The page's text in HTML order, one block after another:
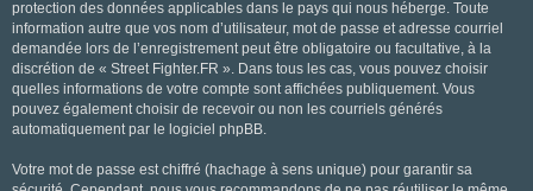
protection des données applicables dans le pays qui nous héberge. Toute
information autre que vos nom d’utilisateur, mot de passe et adresse courriel
demandée lors de l’enregistrement peut être obligatoire ou facultative, à la
discrétion de « Street Fighter.FR ». Dans tous les cas, vous pouvez choisir
quelles informations de votre compte sont affichées publiquement. Vous
pouvez également choisir de recevoir ou non les courriels générés
automatiquement par le logiciel phpBB.
Votre mot de passe est chiffré (hachage à sens unique) pour garantir sa